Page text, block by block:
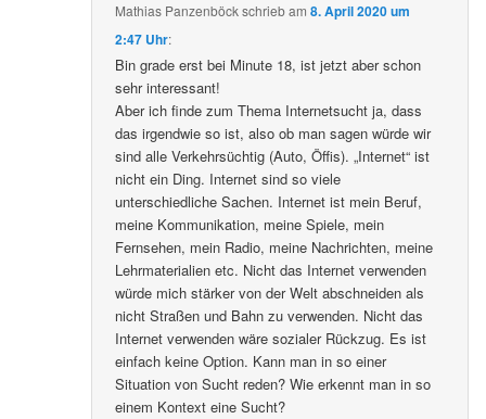
Mathias Panzenböckschriebam8. April 2020 um
2:47 Uhr:
Bin grade erst bei Minute 18, ist jetzt aber schon
sehr interessant!
Aber ich finde zum Thema Internetsucht ja, dass
das irgendwie so ist, also ob man sagen würde wir
sind alle Verkehrsüchtig (Auto, Öffis). „Internet“ ist
nicht ein Ding. Internet sind so viele
unterschiedliche Sachen. Internet ist mein Beruf,
meine Kommunikation, meine Spiele, mein
Fernsehen, mein Radio, meine Nachrichten, meine
Lehrmaterialien etc. Nicht das Internet verwenden
würde mich stärker von der Welt abschneiden als
nicht Straßen und Bahn zu verwenden. Nicht das
Internet verwenden wäre sozialer Rückzug. Es ist
einfach keine Option. Kann man in so einer
Situation von Sucht reden? Wie erkennt man in so
einem Kontext eine Sucht?